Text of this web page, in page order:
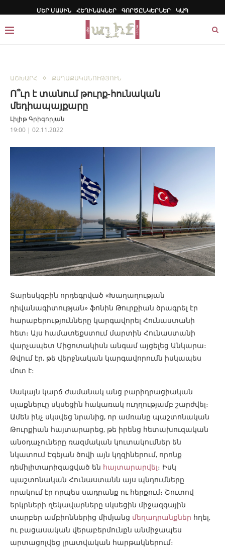
ՄԵՐ ՄԱՍԻՆ ՀԵՂԻՆԱԿՆԵՐ ԳՈՐԾԸՆԿԵՐՆԵՐ ԿԱՊ
ԱՇԽԱՐՀ ՔԱՂԱՔԱԿԱՆՈՒԹՅՈՒՆ
Ո՞ւր է տանում թուրք-հունական
մեդիապայքարը
Լիլիթ Գրիգորյան
19:00 | 02.11.2022
Տարեսկզբին որդեգրված «Խաղաղության
դիվանագիտության» ֆոնին Թուրքիան ծրագրել էր
հարաբերությունները կարգավորել Հունաստանի
հետ։ Այս համատեքստում մարտին Հունաստանի
վարչապետ Միցոտակիսն անգամ այցելեց Անկարա։
Թվում էր, թե վերջնական կարգավորումն իսկապես
մոտ է։
Սակայն կարճ ժամանակ անց բարիդրացիական
սլաքներւը սկսեցին հակառակ ուղղությամբ շարժվել։
Ամեն ինչ սկսվեց նրանից, որ ամռանը պաշտոնական
Թուրքիան հայտարարեց, թե իրենց հետախուզական
անօդաչուները ռազմական կուտակումներ են
նկատում Էգեյան ծովի այն կղզիներում, որոնք
դեմիլիտարիզացված են հայտարարվել։ Իսկ
պաշտոնական Հունաստանն այս պնդումները
որակում էր որպես սադրանք ու հերքում։ Շուտով
երկրների ղեկավարները սկսեցին միջազգային
տարբեր ամբիոններից միմյանց մեղադրանքներ հղել,
ու բացասական վերաբերմունքն անմիջապես
արտացոլվեց լրատվական հարթակներում։